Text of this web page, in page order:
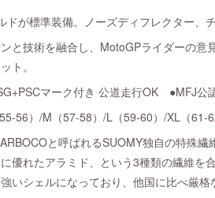
ドが標準装備。ノーズディフレクター、
と技術を融合し、MotoGPライダーの
ト。
マーク付き 公道走行OK ●MFJ公
56）/M（57-58）/L（59-60）/XL（61-
と呼ばれるSUOMY独自の特殊
優れたアラミド、という3種類の繊維を
いシェルになっており、他国に比べ厳